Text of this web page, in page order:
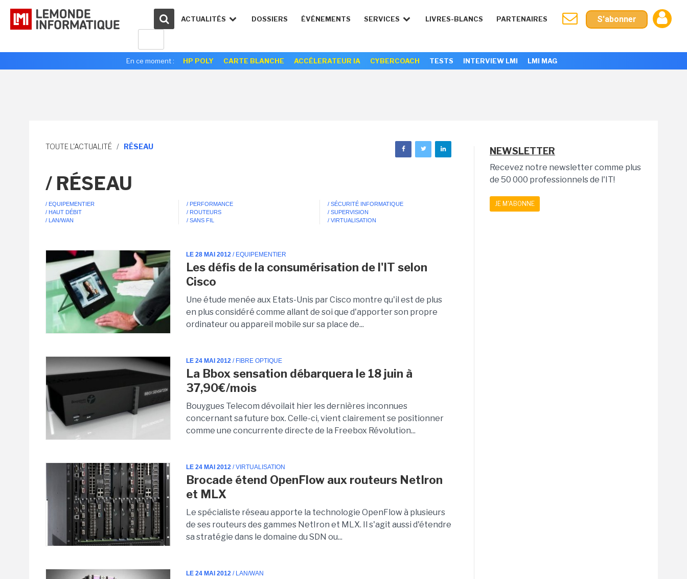
ACTUALITÉS DOSSIERS ÉVÉNEMENTS SERVICES LIVRES-BLANCS PARTENAIRES S'abonner
En ce moment : HP POLY CARTE BLANCHE ACCÉLERATEUR IA CYBERCOACH TESTS INTERVIEW LMI LMI MAG
TOUTE L'ACTUALITÉ / RÉSEAU
/ RÉSEAU
/ EQUIPEMENTIER
/ HAUT DÉBIT
/ LAN/WAN
/ PERFORMANCE
/ ROUTEURS
/ SANS FIL
/ SÉCURITÉ INFORMATIQUE
/ SUPERVISION
/ VIRTUALISATION
LE 28 MAI 2012 / EQUIPEMENTIER
Les défis de la consumérisation de l'IT selon
Cisco
Une étude menée aux Etats-Unis par Cisco montre qu'il est de plus
en plus considéré comme allant de soi que d'apporter son propre
ordinateur ou appareil mobile sur sa place de...
LE 24 MAI 2012 / FIBRE OPTIQUE
La Bbox sensation débarquera le 18 juin à
37,90€/mois
Bouygues Telecom dévoilait hier les dernières inconnues
concernant sa future box. Celle-ci, vient clairement se positionner
comme une concurrente directe de la Freebox Révolution...
LE 24 MAI 2012 / VIRTUALISATION
Brocade étend OpenFlow aux routeurs NetIron
et MLX
Le spécialiste réseau apporte la technologie OpenFlow à plusieurs
de ses routeurs des gammes NetIron et MLX. Il s'agit aussi d'étendre
sa stratégie dans le domaine du SDN ou...
LE 24 MAI 2012 / LAN/WAN
NEWSLETTER
Recevez notre newsletter comme plus
de 50 000 professionnels de l'IT!
JE M'ABONNE